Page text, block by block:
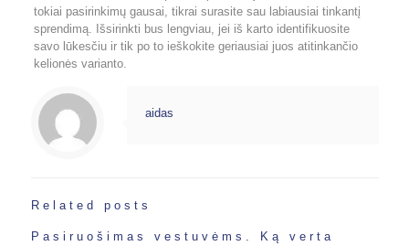
tokiai pasirinkimų gausai, tikrai surasite sau labiausiai tinkantį
sprendimą. Išsirinkti bus lengviau, jei iš karto identifikuosite
savo lūkesčiu ir tik po to ieškokite geriausiai juos atitinkančio
kelionės varianto.
aidas
Related posts
Pasiruošimas vestuvėms. Ką verta